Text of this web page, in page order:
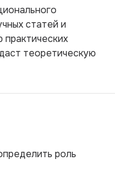
статей и
теоретическую
роль